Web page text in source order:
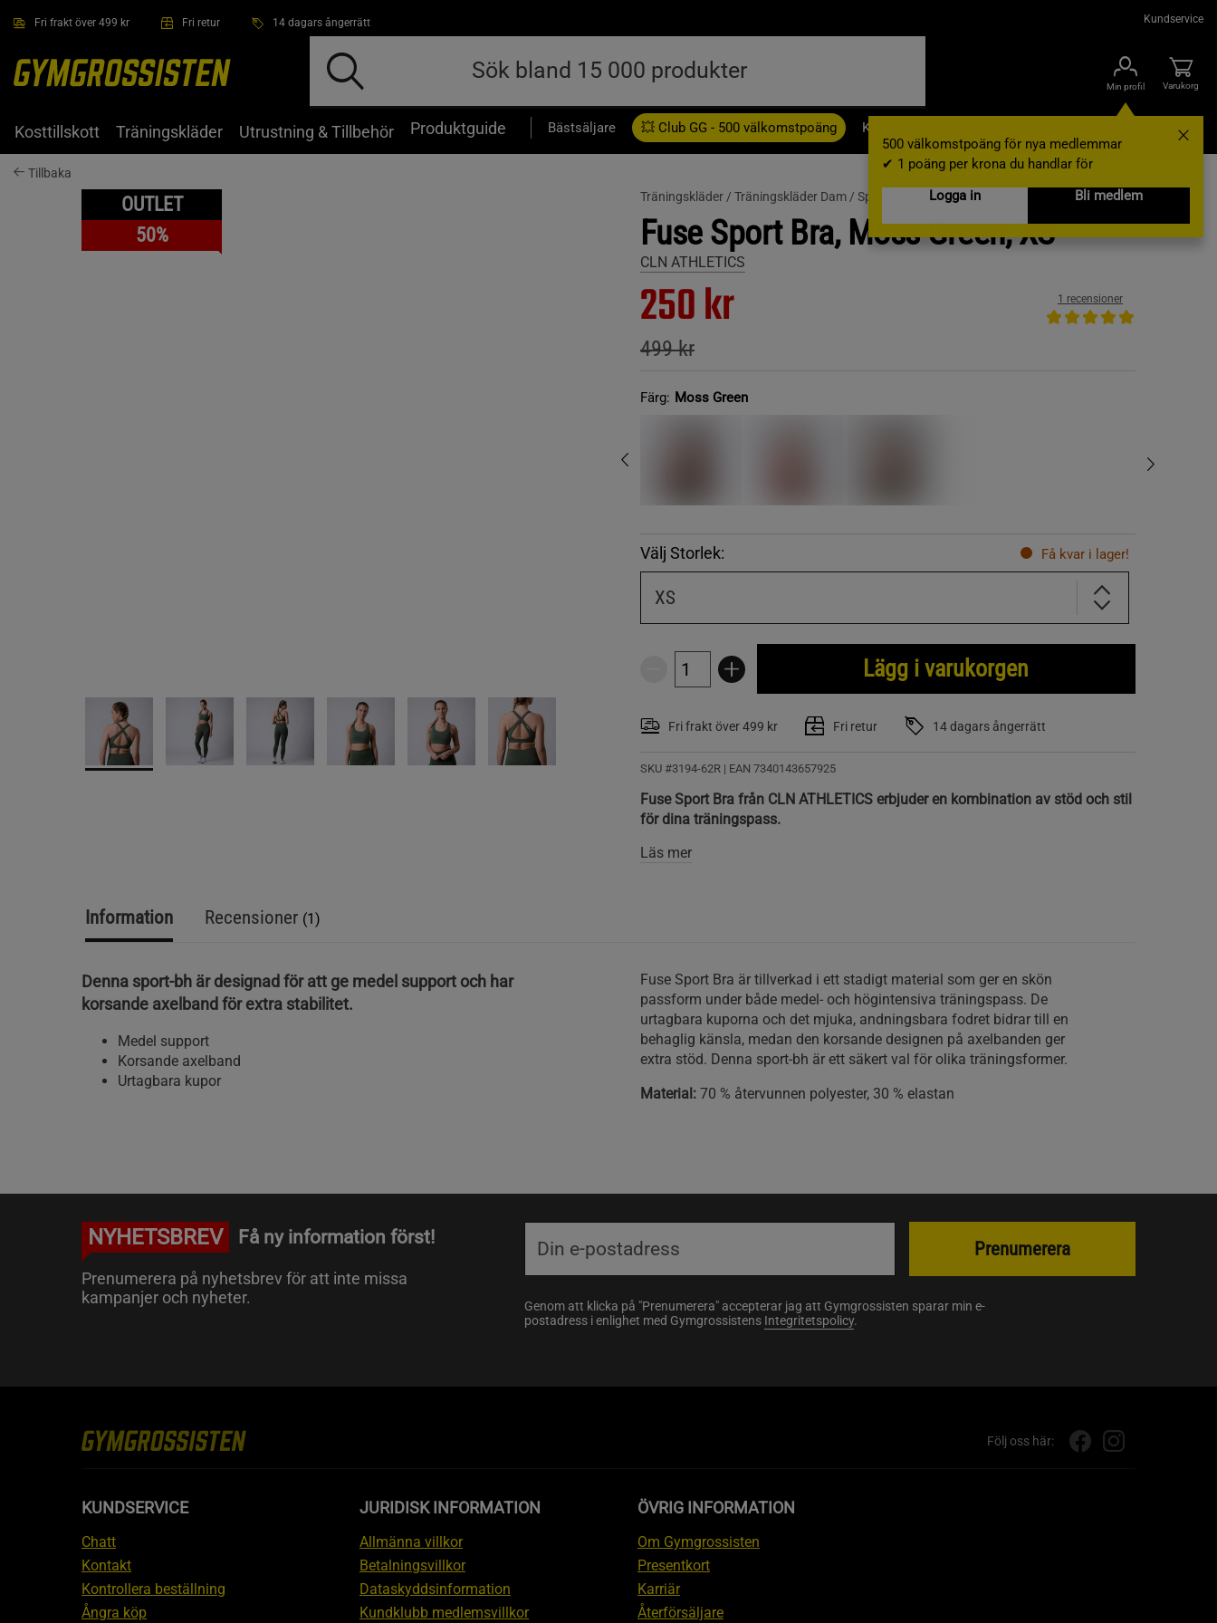
Fri frakt över 499 kr Fri retur 14 dagars ångerrätt Kundservice
Min profil
500 välkomstpoäng för nya medlemmar
✔ 1 poäng per krona du handlar för
Logga in
Bli medlem
Varukorg
Kosttillskott Träningskläder Utrustning & Tillbehör Produktguide Bästsäljare 💥 Club GG - 500 välkomstpoäng Kampanjer
Tillbaka
OUTLET
50%
Träningskläder / Träningskläder Dam / Sport-BH
Fuse Sport Bra, Moss Green, XS
CLN ATHLETICS
250 kr
499 kr
1 recensioner
Färg: Moss Green
Välj Storlek: Få kvar i lager!
XS
Lägg i varukorgen
Fri frakt över 499 kr Fri retur 14 dagars ångerrätt
SKU #3194-62R | EAN 7340143657925
Fuse Sport Bra från CLN ATHLETICS erbjuder en kombination av stöd och stil
för dina träningspass.
Läs mer
Information Recensioner (1)
Denna sport-bh är designad för att ge medel support och har
korsande axelband för extra stabilitet.
Medel support
Korsande axelband
Urtagbara kupor
Fuse Sport Bra är tillverkad i ett stadigt material som ger en skön
passform under både medel- och högintensiva träningspass. De
urtagbara kuporna och det mjuka, andningsbara fodret bidrar till en
behaglig känsla, medan den korsande designen på axelbanden ger
extra stöd. Denna sport-bh är ett säkert val för olika träningsformer.
Material:70 % återvunnen polyester, 30 % elastan
NYHETSBREV Få ny information först!
Prenumerera på nyhetsbrev för att inte missa
kampanjer och nyheter.
Genom att klicka på "Prenumerera" accepterar jag att Gymgrossisten sparar min e-
postadress i enlighet med Gymgrossistens Integritetspolicy.
Prenumerera
Följ oss här:
KUNDSERVICE
Chatt
Kontakt
Kontrollera beställning
Ångra köp
JURIDISK INFORMATION
Allmänna villkor
Betalningsvillkor
Dataskyddsinformation
Kundklubb medlemsvillkor
ÖVRIG INFORMATION
Om Gymgrossisten
Presentkort
Karriär
Återförsäljare